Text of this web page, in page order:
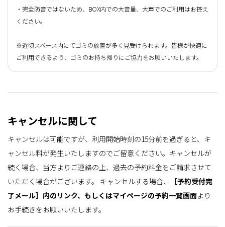
・完全防音ではないため、BOX内での大音量、大声でのご利用はお控え
ください。
※近頃スペース内にてゴミの放置が多く見受けられます。皆様が快適に
ご利用できるよう、ゴミのお持ち帰りにご協力をお願いいたします。
キャンセルに関して
キャンセルは可能ですが、利用開始時刻の15分前を過ぎると、キ
ャンセル料が発生いたしますのでご留意ください。キャンセルが
続く場合、当方よりご連絡の上、過去の予約料金をご請求させて
いただく場合がございます。
キャンセルする場合、
［予約受付完
了メール］内のリンク、もしくはマイページの予約一覧画面より
お手続きをお願いいたします。